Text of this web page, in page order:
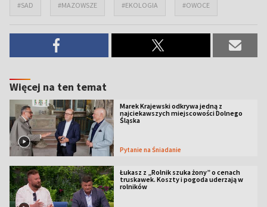
#SAD #MAZOWSZE #EKOLOGIA #OWOCE
Więcej na ten temat
Marek Krajewski odkrywa jedną z
najciekawszych miejscowości Dolnego
Śląska
Pytanie na Śniadanie
Łukasz z „Rolnik szuka żony” o cenach
truskawek. Koszty i pogoda uderzają w
rolników